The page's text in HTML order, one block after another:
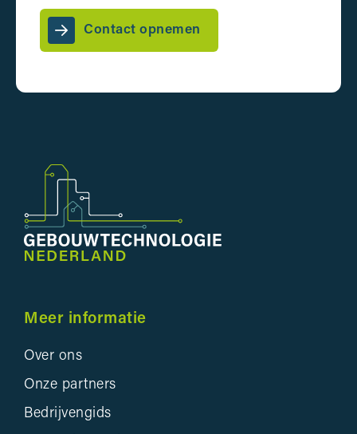
Contact opnemen
Meer informatie
Over ons
Onze partners
Bedrijvengids